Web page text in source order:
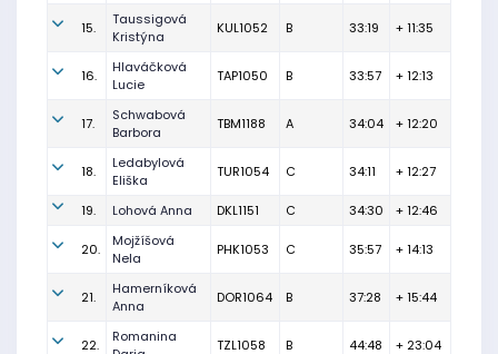
15.
Taussigová
Kristýna
KUL1052 B 33:19 + 11:35
16.
Hlaváčková
Lucie
TAP1050 B 33:57 + 12:13
17.
Schwabová
Barbora
TBM1188 A 34:04 + 12:20
18.
Ledabylová
Eliška
TUR1054 C 34:11 + 12:27
19. Lohová Anna DKL1151 C 34:30 + 12:46
20.
Mojžíšová
Nela
PHK1053 C 35:57 + 14:13
21.
Hamerníková
Anna
DOR1064 B 37:28 + 15:44
22.
Romanina
TZL1058 B 44:48 + 23:04